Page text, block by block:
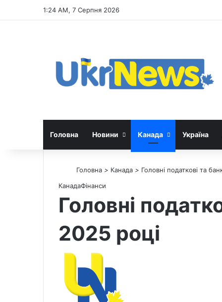
1:24 AM, 7 Серпня 2026
Головна Новини Канада Україна
Головна > Канада > Головні податкові та
КанадаФінанси
Головні
2025 році